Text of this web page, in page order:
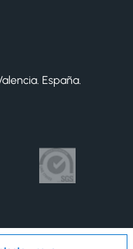
España.